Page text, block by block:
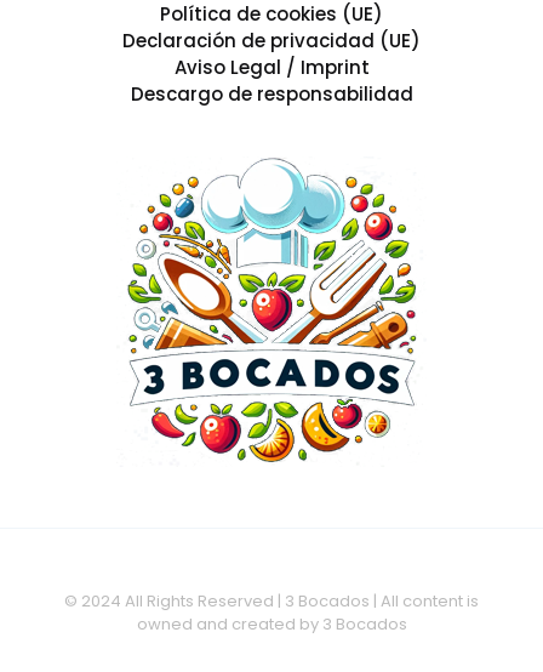
Política de cookies (UE)
Declaración de privacidad (UE)
Aviso Legal / Imprint
Descargo de responsabilidad
© 2024 All Rights Reserved | 3 Bocados | All content is
owned and created by 3 Bocados